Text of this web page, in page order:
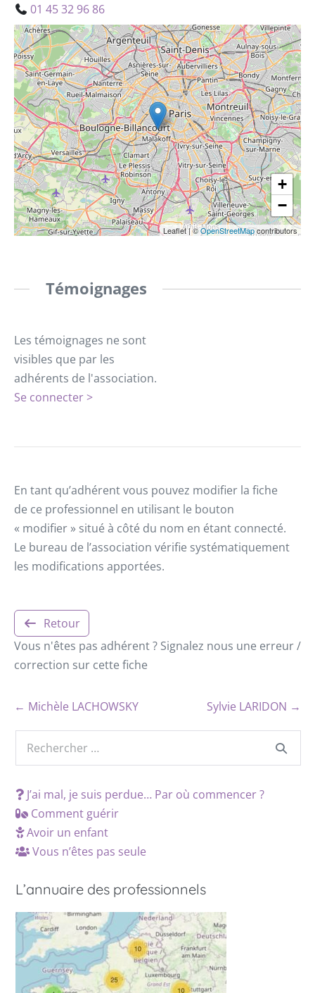
01 45 32 96 86
+
−
Leaflet|©OpenStreetMapcontributors
Témoignages
Les témoignages ne sont
visibles que par les
adhérents de l'association.
Se connecter >
En tant qu’adhérent vous pouvez modifier la fiche
de ce professionnel en utilisant le bouton
« modifier » situé à côté du nom en étant connecté.
Le bureau de l’association vérifie systématiquement
les modifications apportées.
Retour
Vous n'êtes pas adhérent ? Signalez nous une erreur /
correction sur cette fiche
← Michèle LACHOWSKY Sylvie LARIDON →
J’ai mal, je suis perdue… Par où commencer ?
Comment guérir
Avoir un enfant
Vous n’êtes pas seule
L’annuaire des professionnels